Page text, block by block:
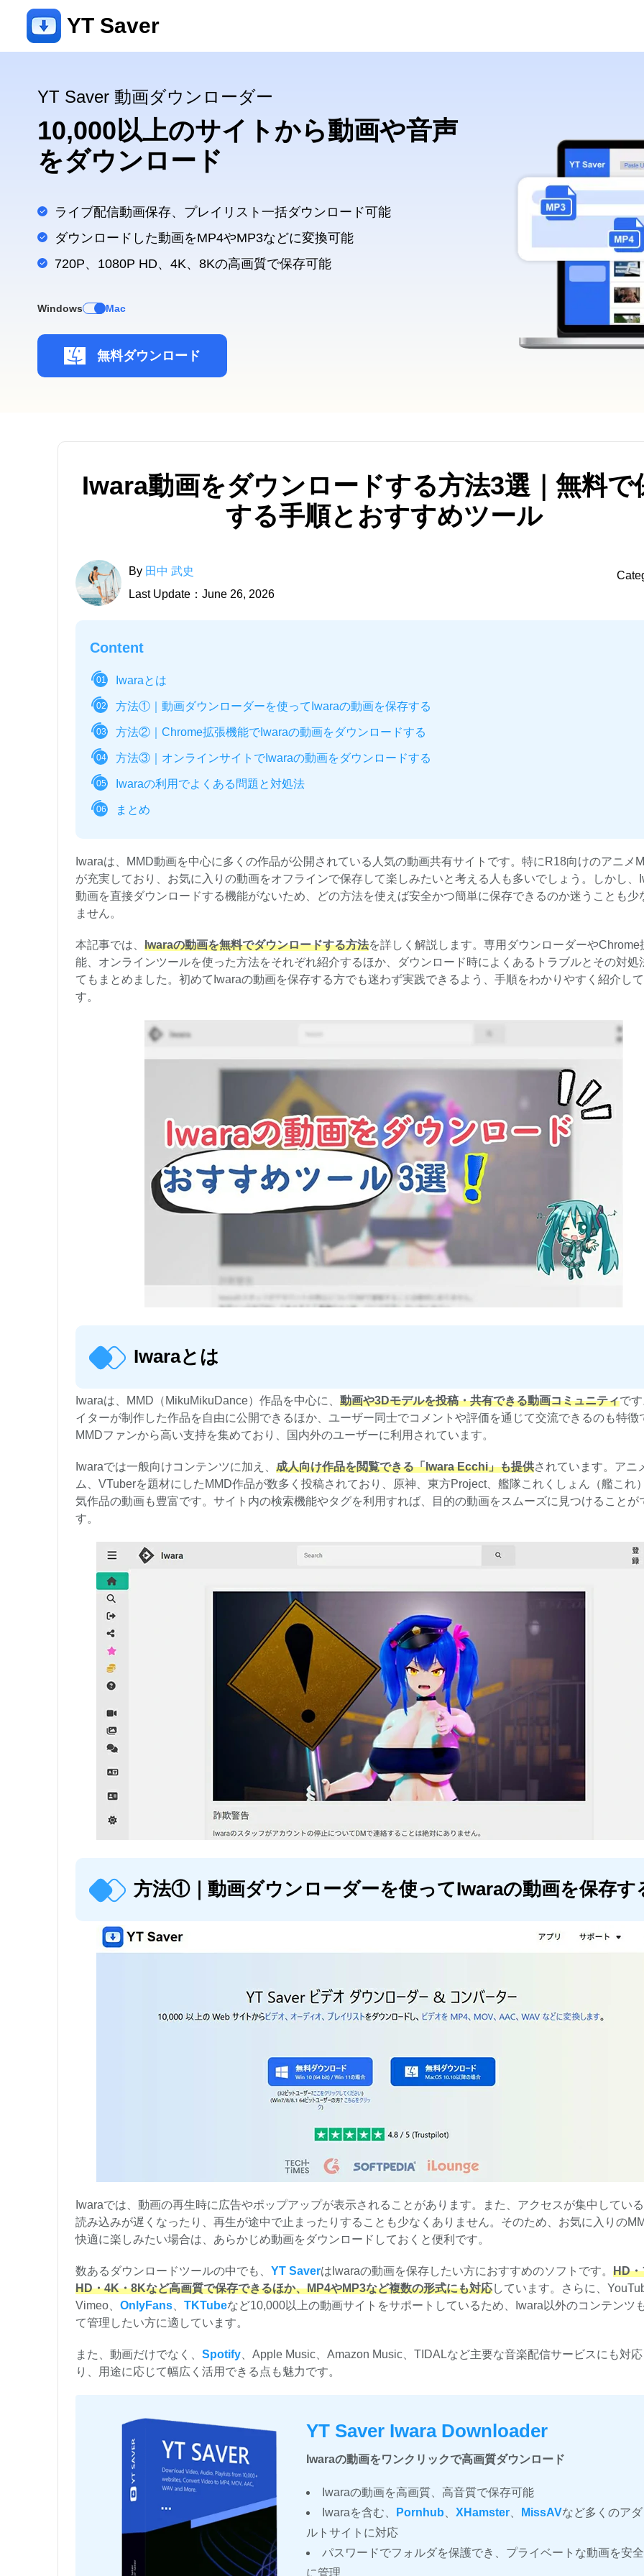
YT Saver
YT Saver 動画ダウンローダー
10,000以上のサイトから動画や音声
をダウンロード
ライブ配信動画保存、プレイリスト一括ダウンロード可能
ダウンロードした動画をMP4やMP3などに変換可能
720P、1080P HD、4K、8Kの高画質で保存可能
Windows Mac
無料ダウンロード
Iwara動画をダウンロードする方法3選｜無料で
する手順とおすすめツール
By 田中 武史
Last Update：June 26, 2026
Content
01 Iwaraとは
02 方法①｜動画ダウンローダーを使ってIwaraの動画を保存する
03 方法②｜Chrome拡張機能でIwaraの動画をダウンロードする
04 方法③｜オンラインサイトでIwaraの動画をダウンロードする
05 Iwaraの利用でよくある問題と対処法
06 まとめ
Iwaraは、MMD動画を中心に多くの作品が公開されている人気の動画共有サイトです。特にR18向けのアニメ
が充実しており、お気に入りの動画をオフラインで保存して楽しみたいと考える人も多いでしょう。しかし、
動画を直接ダウンロードする機能がないため、どの方法を使えば安全かつ簡単に保存できるのか迷うことも少
ません。
本記事では、 Iwaraの動画を無料でダウンロードする方法を詳しく解説します。専用ダウンローダーやChrome
能、オンラインツールを使った方法をそれぞれ紹介するほか、ダウンロード時によくあるトラブルとその対処
てもまとめました。初めてIwaraの動画を保存する方でも迷わず実践できるよう、手順をわかりやすく紹介し
す。
Iwaraとは
Iwaraは、MMD（MikuMikuDance）作品を中心に、 動画や3Dモデルを投稿・共有できる動画コミュニティで
イターが制作した作品を自由に公開できるほか、ユーザー同士でコメントや評価を通じて交流できるのも特徴
MMDファンから高い支持を集めており、国内外のユーザーに利用されています。
Iwaraでは一般向けコンテンツに加え、 成人向け作品を閲覧できる「Iwara Ecchi」も提供されています。アニ
ム、VTuberを題材にしたMMD作品が数多く投稿されており、原神、東方Project、艦隊これくしょん（艦これ
気作品の動画も豊富です。サイト内の検索機能やタグを利用すれば、目的の動画をスムーズに見つけることが
す。
方法①｜動画ダウンローダーを使ってIwaraの動画を保存す
Iwaraでは、動画の再生時に広告やポップアップが表示されることがあります。また、アクセスが集中してい
読み込みが遅くなったり、再生が途中で止まったりすることも少なくありません。そのため、お気に入りの
快適に楽しみたい場合は、あらかじめ動画をダウンロードしておくと便利です。
数あるダウンロードツールの中でも、 YT SaverはIwaraの動画を保存したい方におすすめのソフトです。 HD・
HD・4K・8Kなど高画質で保存できるほか、MP4やMP3など複数の形式にも対応しています。さらに、
Vimeo、 OnlyFans TKTubeなど10,000以上の動画サイトをサポートしているため、Iwara以外のコンテンツ
て管理したい方に適しています。
また、動画だけでなく、 Spotify 、Apple Music、Amazon Music、TIDALなど主要な音楽配信サービスにも対
り、用途に応じて幅広く活用できる点も魅力です。
YT Saver Iwara Downloader
Iwaraの動画をワンクリックで高画質ダウンロード
Iwaraの動画を高画質、高音質で保存可能
Iwaraを含む、
Pornhub XHamster、 MissAVなど多くのアダ
ルトサイトに対応
パスワードでフォルダを保護でき、プライベートな動画を安全
に管理